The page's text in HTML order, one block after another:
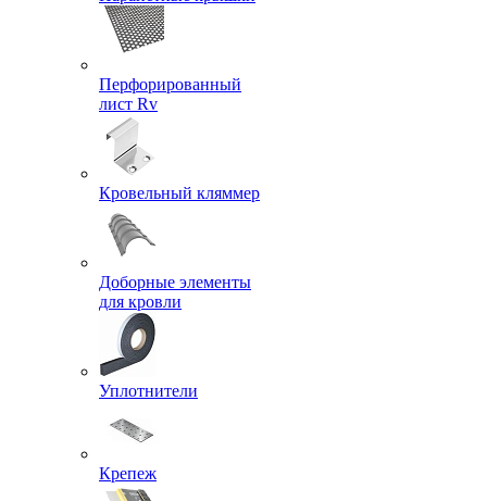
Перфорированный
лист Rv
Кровельный кляммер
Доборные элементы
для кровли
Уплотнители
Крепеж